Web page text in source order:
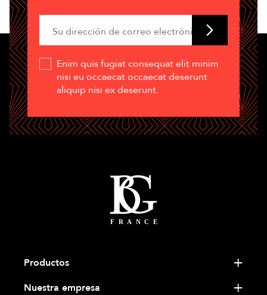
Enim quis fugiat consequat elit minim
nisi eu occaecat occaecat deserunt
aliquip nisi ex deserunt.
Productos
Nuestra empresa